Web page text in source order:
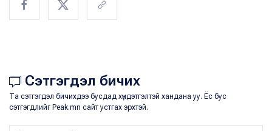
Сэтгэгдэл бичих
Та сэтгэгдэл бичихдээ бусдад хүндэтгэлтэй хандана уу. Ёс бус
сэтгэгдлийг Peak.mn сайт устгах эрхтэй.